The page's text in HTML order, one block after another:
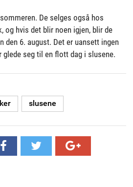
De selges også hos
og hvis det blir noen igjen, blir de
den 6. august. Det er uansett ingen
glede seg til en flott dag i slusene.
slusene
Facebooktwitter Google+